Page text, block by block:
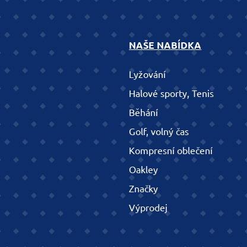
NAŠE NABÍDKA
Lyžování
Halové sporty, Tenis
Běhání
Golf, volný čas
Kompresní oblečení
Oakley
Značky
Výprodej